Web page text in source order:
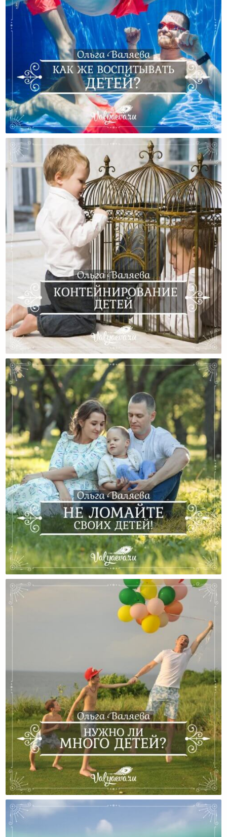
Как Же Воспитывать Детей?
Контейнирование Детей
Не Подавляйте Личность Своих Детей!
Нужно Ли Много Детей?